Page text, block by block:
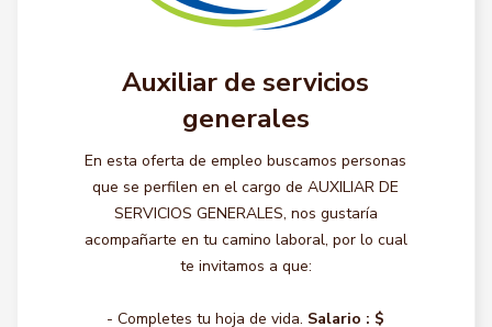
Auxiliar de servicios
generales
En esta oferta de empleo buscamos personas
que se perfilen en el cargo de AUXILIAR DE
SERVICIOS GENERALES, nos gustaría
acompañarte en tu camino laboral, por lo cual
te invitamos a que:
- Completes tu hoja de vida. Salario : $